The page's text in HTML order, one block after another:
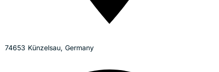
74653 Künzelsau, Germany